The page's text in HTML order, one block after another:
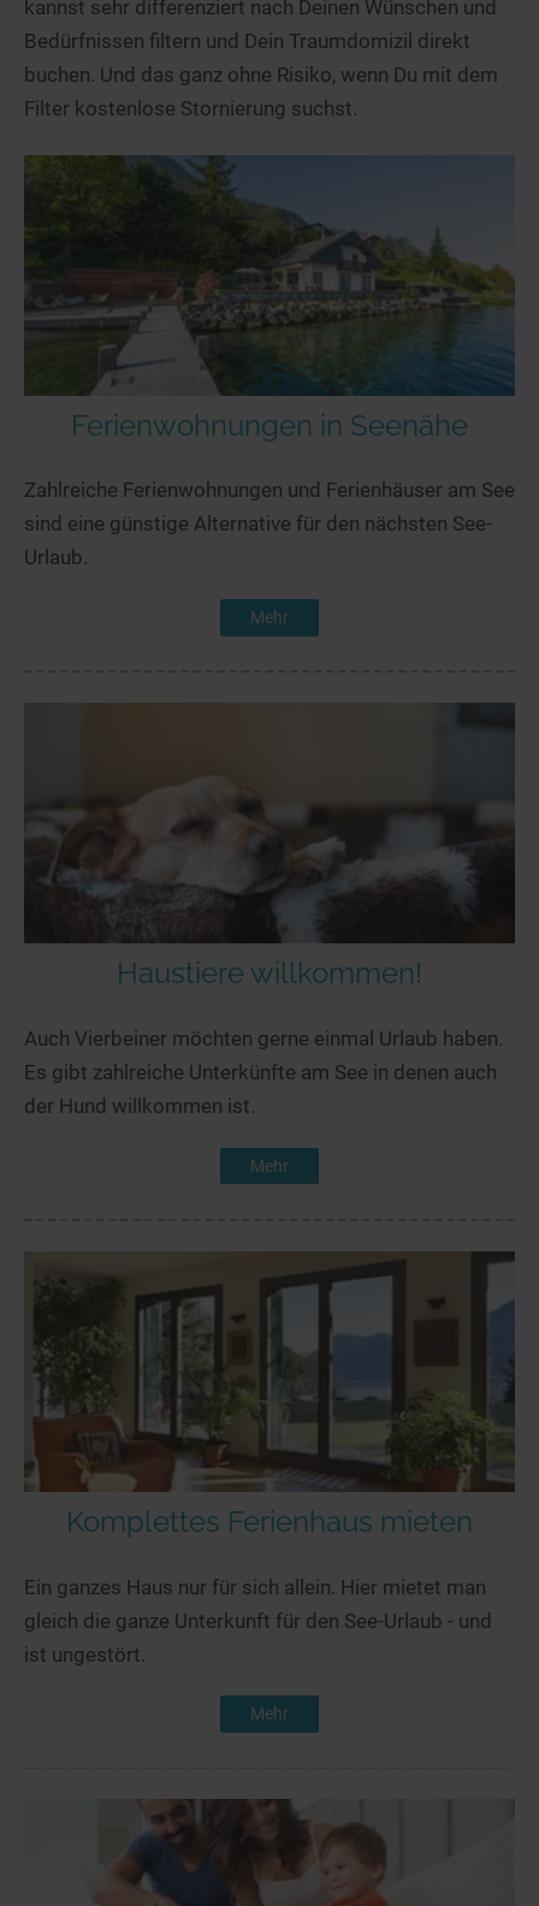
kannst sehr differenziert nach Deinen Wünschen und
Bedürfnissen filtern und Dein Traumdomizil direkt
buchen. Und das ganz ohne Risiko, wenn Du mit dem
Filter kostenlose Stornierung suchst.
Ferienwohnungen in Seenähe
Zahlreiche Ferienwohnungen und Ferienhäuser am See
sind eine günstige Alternative für den nächsten See-
Urlaub.
Mehr
Haustiere willkommen!
Auch Vierbeiner möchten gerne einmal Urlaub haben.
Es gibt zahlreiche Unterkünfte am See in denen auch
der Hund willkommen ist.
Mehr
Komplettes Ferienhaus mieten
Ein ganzes Haus nur für sich allein. Hier mietet man
gleich die ganze Unterkunft für den See-Urlaub - und
ist ungestört.
Mehr